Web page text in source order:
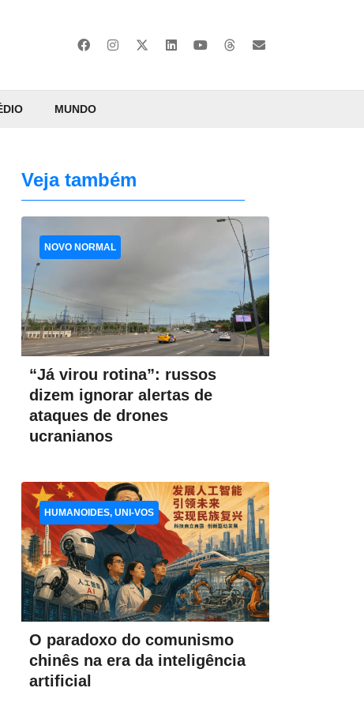
MUNDO
Veja também
“Já virou rotina”: russos
dizem ignorar alertas de
ataques de drones
ucranianos
NOVO NORMAL
O paradoxo do comunismo
chinês na era da inteligência
artificial
HUMANOIDES, UNI-VOS